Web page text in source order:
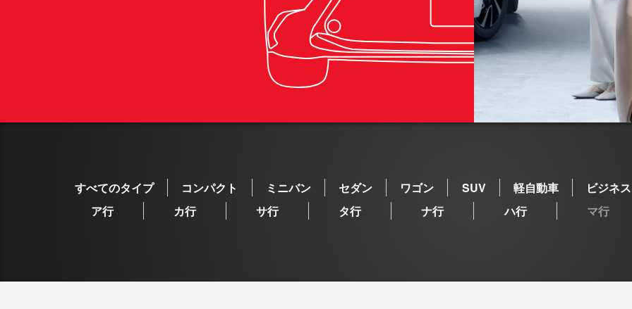
すべてのタイプ コンパクト ミニバン セダン ワゴン SUV 軽自動車
ビジネ
ア行
カ行 サ行 タ行 ナ行 ハ行 マ行